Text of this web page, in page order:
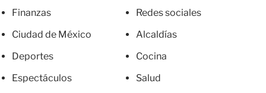
Finanzas
Ciudad de México
Deportes
Espectáculos
Redes sociales
Alcaldías
Cocina
Salud